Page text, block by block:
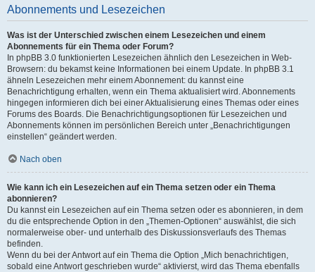
Abonnements und Lesezeichen
Was ist der Unterschied zwischen einem Lesezeichen und einem
Abonnements für ein Thema oder Forum?
In phpBB 3.0 funktionierten Lesezeichen ähnlich den Lesezeichen in Web-
Browsern: du bekamst keine Informationen bei einem Update. In phpBB 3.1
ähneln Lesezeichen mehr einem Abonnement: du kannst eine
Benachrichtigung erhalten, wenn ein Thema aktualisiert wird. Abonnements
hingegen informieren dich bei einer Aktualisierung eines Themas oder eines
Forums des Boards. Die Benachrichtigungsoptionen für Lesezeichen und
Abonnements können im persönlichen Bereich unter „Benachrichtigungen
einstellen“ geändert werden.
Nach oben
Wie kann ich ein Lesezeichen auf ein Thema setzen oder ein Thema
abonnieren?
Du kannst ein Lesezeichen auf ein Thema setzen oder es abonnieren, in dem
du die entsprechende Option in den „Themen-Optionen“ auswählst, die sich
normalerweise ober- und unterhalb des Diskussionsverlaufs des Themas
befinden.
Wenn du bei der Antwort auf ein Thema die Option „Mich benachrichtigen,
sobald eine Antwort geschrieben wurde“ aktivierst, wird das Thema ebenfalls